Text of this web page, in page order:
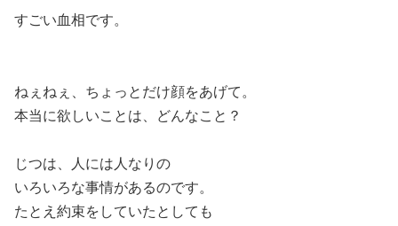
すごい血相です。
ねぇねぇ、ちょっとだけ顔をあげて。
本当に欲しいことは、どんなこと？
じつは、人には人なりの
いろいろな事情があるのです。
たとえ約束をしていたとしても